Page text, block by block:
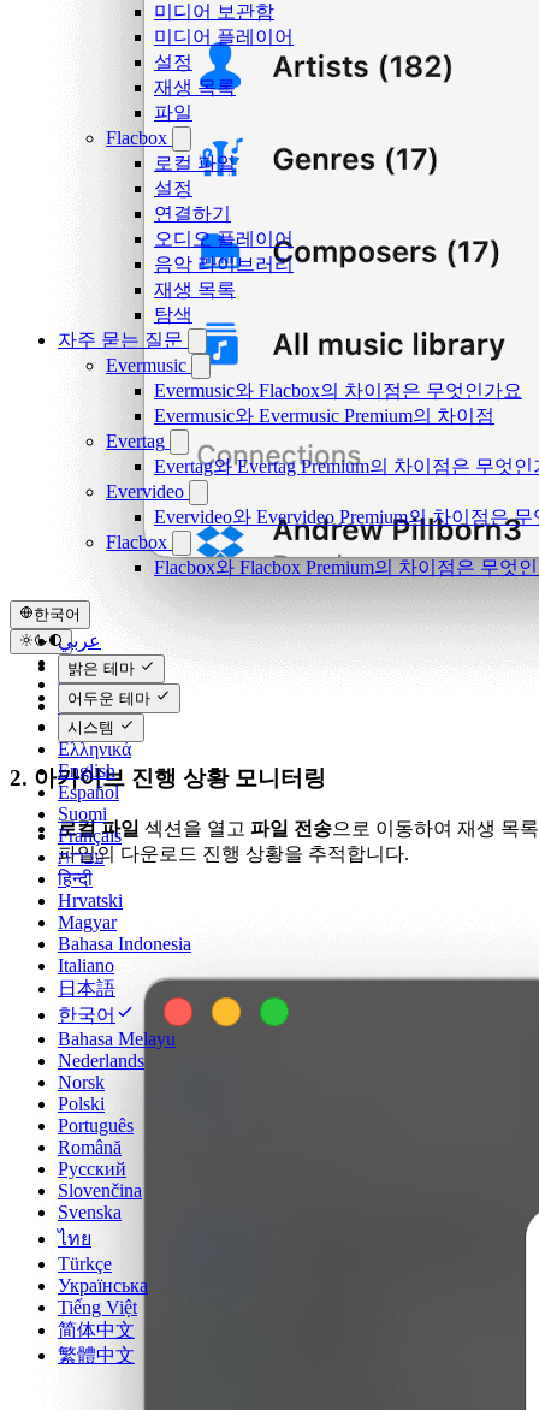
미디어 보관함
미디어 플레이어
설정
재생 목록
파일
Flacbox
로컬 파일
설정
연결하기
오디오 플레이어
음악 라이브러리
재생 목록
탐색
자주 묻는 질문
Evermusic
Evermusic와 Flacbox의 차이점은 무엇인가요
Evermusic와 Evermusic Premium의 차이점
Evertag
Evertag와 Evertag Premium의 차이점은 무엇인
Evervideo
Evervideo와 Evervideo Premium의 차이점은
Flacbox
Flacbox와 Flacbox Premium의 차이점은 무엇
한국어
عربي
Català
Čeština
Dansk
Deutsch
Ελληνικά
English
Español
Suomi
Français
עברית
हिन्दी
Hrvatski
Magyar
Bahasa Indonesia
Italiano
日本語
한국어
Bahasa Melayu
Nederlands
Norsk
Polski
Português
Română
Русский
Slovenčina
Svenska
ไทย
Türkçe
Українська
Tiếng Việt
简体中文
繁體中文
밝은 테마
어두운 테마
시스템
2. 아카이브 진행 상황 모니터링
로컬 파일 섹션을 열고 파일 전송으로 이동하여 재생 목록
파일의 다운로드 진행 상황을 추적합니다.